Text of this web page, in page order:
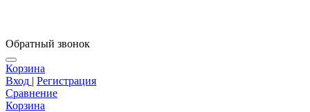
Обратный звонок
Корзина
Вход | Регистрация
Сравнение
Корзина